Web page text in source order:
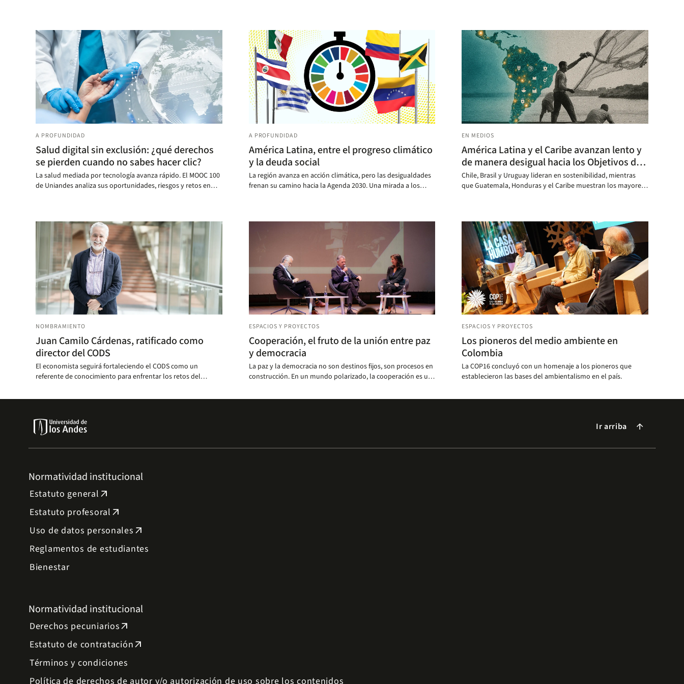
A PROFUNDIDAD
Salud digital sin exclusión: ¿qué derechos
se pierden cuando no sabes hacer clic?
La salud mediada por tecnología avanza rápido. El MOOC 100
de Uniandes analiza sus oportunidades, riesgos y retos en
A PROFUNDIDAD
América Latina, entre el progreso climático
y la deuda social
La región avanza en acción climática, pero las desigualdades
frenan su camino hacia la Agenda 2030. Una mirada a los
EN MEDIOS
América Latina y el Caribe avanzan lento y
de manera desigual hacia los Objetivos de
Desarrollo Sostenible: Colombia es sexta
en la región
Chile, Brasil y Uruguay lideran en sostenibilidad, mientras
que Guatemala, Honduras y el Caribe muestran los mayores
NOMBRAMIENTO
Juan Camilo Cárdenas, ratificado como
director del CODS
El economista seguirá fortaleciendo el CODS como un
referente de conocimiento para enfrentar los retos del
ESPACIOS Y PROYECTOS
Cooperación, el fruto de la unión entre paz
y democracia
La paz y la democracia no son destinos fijos, son procesos en
construcción. En un mundo polarizado, la cooperación es un
ESPACIOS Y PROYECTOS
Los pioneros del medio ambiente en
Colombia
La COP16 concluyó con un homenaje a los pioneros que
establecieron las bases del ambientalismo en el país.
Ir arriba arrow_forward
Normatividad institucional
Estatuto general arrow_outward
Estatuto profesoral arrow_outward
Uso de datos personales arrow_outward
Reglamentos de estudiantes
Bienestar
Normatividad institucional
Derechos pecuniariosarrow_outward
Estatuto de contrataciónarrow_outward
Términos y condiciones
Política de derechos de autor y/o autorización de uso sobre los contenidos